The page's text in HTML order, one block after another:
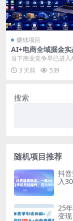
赚钱项目
AI+电商全域掘金实
平台无人电商玩法
地、供应链合规、
环全套教程
当下商业竞争早已进入
布局的全新阶段，单一
营、传统副业模式...
3 天前 539
搜索
随机项目推荐
抖
入
25
变现